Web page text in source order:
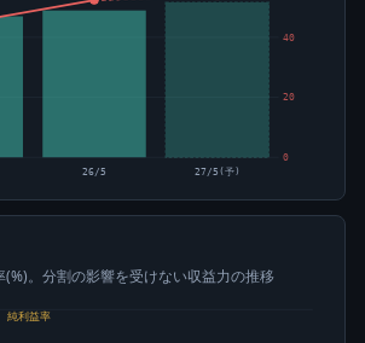
0
20
40
26/5 27/5(予)
。分割の影響を受けない収益力の推移
純利益率